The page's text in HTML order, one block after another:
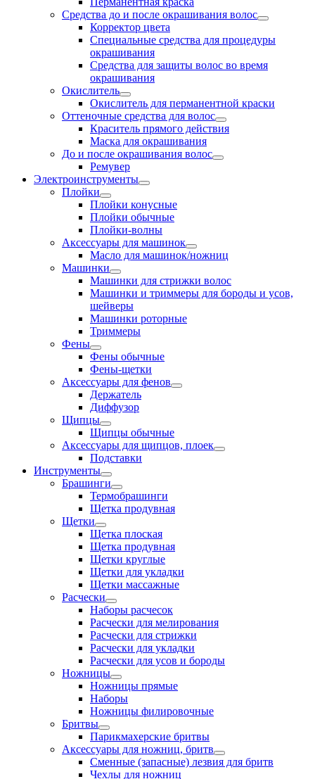
Средства до и после окрашивания волос
Корректор цвета
Специальные средства для процедуры
окрашивания
Средства для защиты волос во время
окрашивания
Окислитель
Окислитель для перманентной краски
Оттеночные средства для волос
Краситель прямого действия
Маска для окрашивания
До и после окрашивания волос
Ремувер
Электроинструменты
Плойки
Плойки конусные
Плойки обычные
Плойки-волны
Аксессуары для машинок
Масло для машинок/ножниц
Машинки
Машинки для стрижки волос
Машинки и триммеры для бороды и усов,
шейверы
Машинки роторные
Триммеры
Фены
Фены обычные
Фены-щетки
Аксессуары для фенов
Держатель
Диффузор
Щипцы
Щипцы обычные
Аксессуары для щипцов, плоек
Подставки
Инструменты
Брашинги
Термобрашинги
Щетка продувная
Щетки
Щетка плоская
Щетка продувная
Щетки круглые
Щетки для укладки
Щетки массажные
Расчески
Наборы расчесок
Расчески для мелирования
Расчески для стрижки
Расчески для укладки
Расчески для усов и бороды
Ножницы
Ножницы прямые
Наборы
Ножницы филировочные
Бритвы
Парикмахерские бритвы
Аксессуары для ножниц, бритв
Сменные (запасные) лезвия для бритв
Чехлы для ножниц